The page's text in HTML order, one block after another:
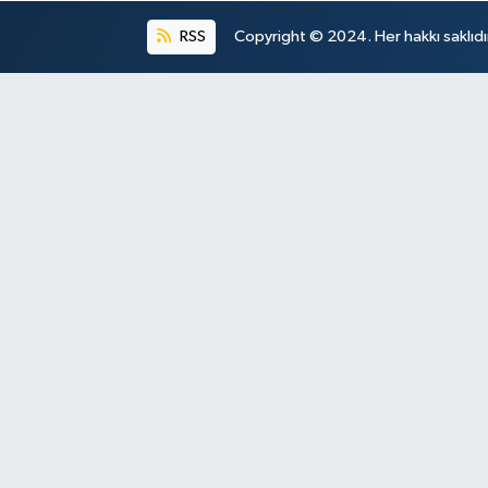
RSS Copyright © 2024. Her hakkı